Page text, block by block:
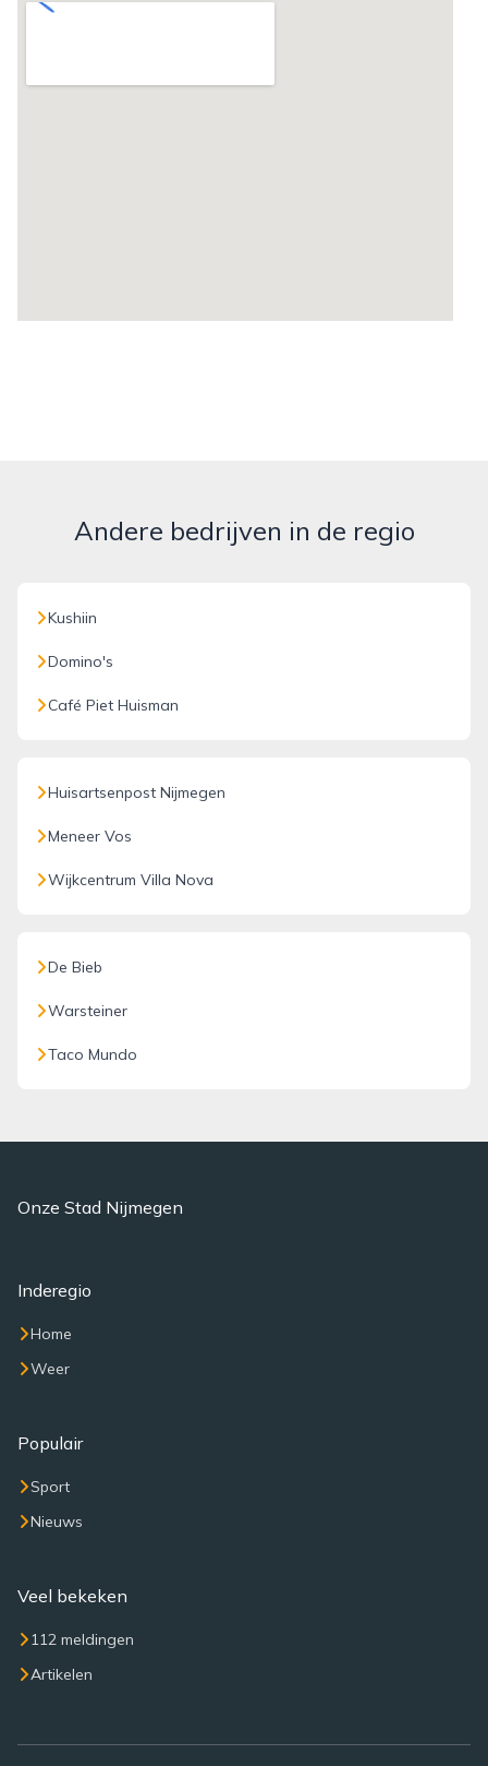
Andere bedrijven in de regio
Kushiin
Domino's
Café Piet Huisman
Huisartsenpost Nijmegen
Meneer Vos
Wijkcentrum Villa Nova
De Bieb
Warsteiner
Taco Mundo
Onze Stad Nijmegen
Inderegio
Home
Weer
Populair
Sport
Nieuws
Veel bekeken
112 meldingen
Artikelen